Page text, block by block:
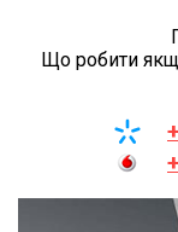
Що робити